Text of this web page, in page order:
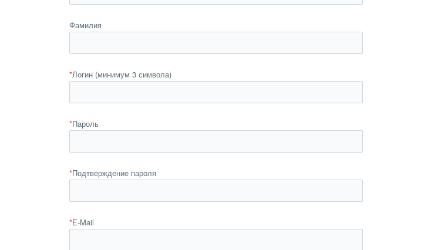
Фамилия
*Логин (минимум 3 символа)
*Пароль
*Подтверждение пароля
*E-Mail